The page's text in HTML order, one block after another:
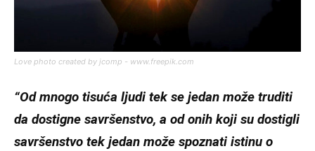
Love photo created by jcomp - www.freepik.com
“Od mnogo tisuća ljudi tek se jedan može truditi
da dostigne savršenstvo, a od onih koji su dostigli
savršenstvo tek jedan može spoznati istinu o